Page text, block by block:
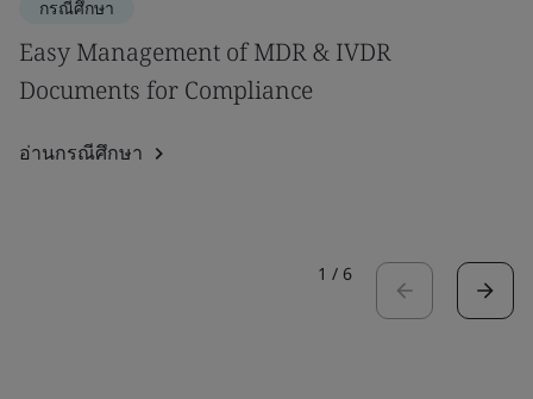
กรณีศึกษา
Easy Management of MDR & IVDR
Documents for Compliance
อ่านกรณีศึกษา
1 / 6